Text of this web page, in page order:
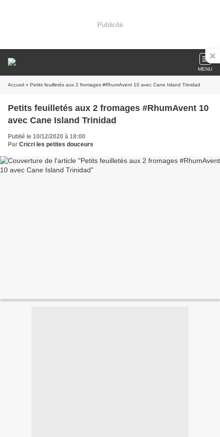
Publicité
MENU
Accueil » Petits feuilletés aux 2 fromages #RhumAvent 10 avec Cane Island Trinidad
Petits feuilletés aux 2 fromages #RhumAvent 10
avec Cane Island Trinidad
Publié le 10/12/2020 à 18:00
Par Cricri les petites douceurs